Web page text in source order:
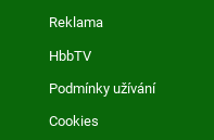
Reklama
HbbTV
Podmínky užívání
Cookies